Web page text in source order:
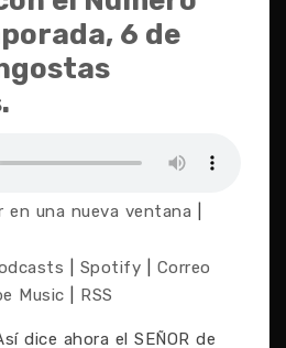
6 de
en una nueva ventana
Spotify
Correo
Music RSS
dice ahora el SEÑOR de